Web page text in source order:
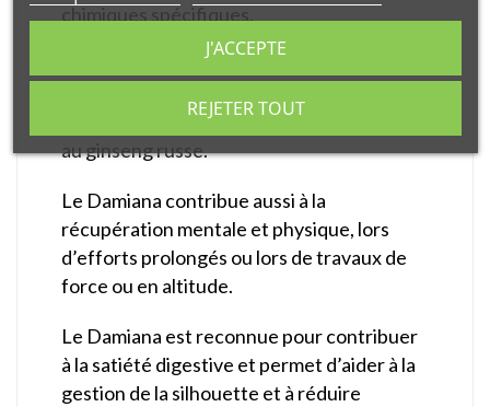
chimiques spécifiques.
Le Damiana aide l'activité et la
souvent associée au Ginseng, à la Maca ou
au ginseng russe.
Le Damiana contribue aussi à la
récupération mentale et physique, lors
d’efforts prolongés ou lors de travaux de
force ou en altitude.
Le Damiana est reconnue pour contribuer
à la satiété digestive et permet d’aider à la
gestion de la silhouette et à réduire
REJETER TOUT
J'ACCEPTE